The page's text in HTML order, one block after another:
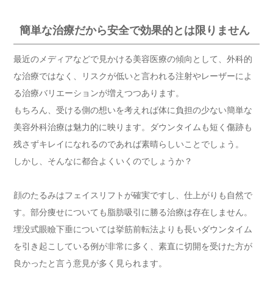
簡単な治療だから安全で効果的とは限りません
最近のメディアなどで見かける美容医療の傾向として、外科的
な治療ではなく、リスクが低いと言われる注射やレーザーによ
る治療バリエーションが増えつつあります。
もちろん、受ける側の想いを考えれば体に負担の少ない簡単な
美容外科治療は魅力的に映ります。ダウンタイムも短く傷跡も
残さずキレイになれるのであれば素晴らしいことでしょう。
しかし、そんなに都合よくいくのでしょうか？
顔のたるみはフェイスリフトが確実ですし、仕上がりも自然で
す。部分痩せについても脂肪吸引に勝る治療は存在しません。
埋没式眼瞼下垂については挙筋前転法よりも長いダウンタイム
を引き起こしている例が非常に多く、素直に切開を受けた方が
良かったと言う意見が多く見られます。